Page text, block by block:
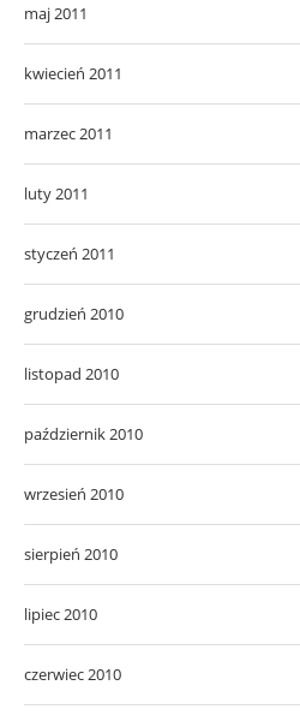
maj 2011
kwiecień 2011
marzec 2011
luty 2011
styczeń 2011
grudzień 2010
listopad 2010
październik 2010
wrzesień 2010
sierpień 2010
lipiec 2010
czerwiec 2010